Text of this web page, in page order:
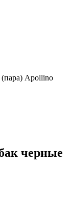
(пара) Apollino
черные